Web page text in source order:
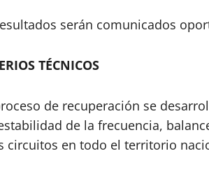
serán comunicados
TÉCNICOS
de recuperación se
de la frecuencia,
circuitos en todo el territorio